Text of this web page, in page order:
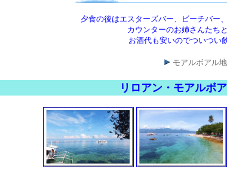
夕食の後はエスターズバー、ビーチバー
カウンターのお姉さんたち
お酒代も安いのでついつい
モアルボアル
リロアン・モアルボ